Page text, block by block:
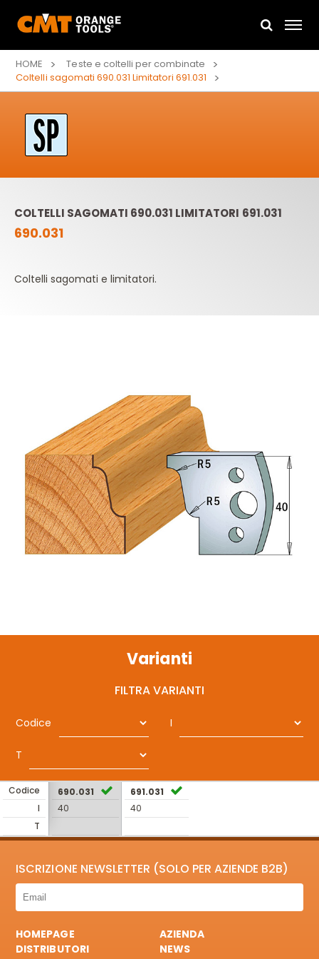
HOME
Teste e coltelli per combinate
Coltelli sagomati 690.031 Limitatori 691.031
COLTELLI SAGOMATI 690.031 LIMITATORI 691.031
690.031
Coltelli sagomati e limitatori.
Varianti
FILTRA VARIANTI
Codice I
T
Codice
I
T
690.031
40
691.031
40
ISCRIZIONE NEWSLETTER (SOLO PER AZIENDE B2B)
HOMEPAGE
AZIENDA
DISTRIBUTORI
NEWS